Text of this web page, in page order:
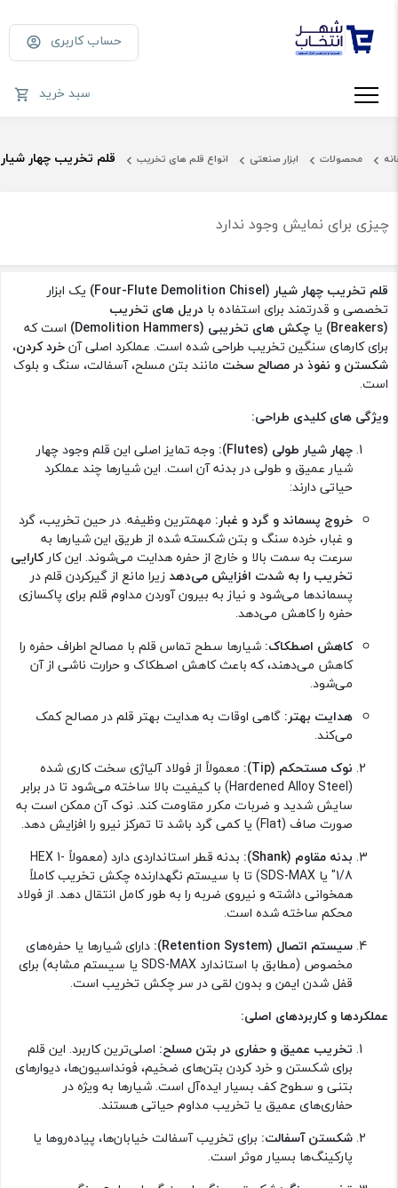
حساب کاربری
سبد خرید
محصولات ابزار صنعتی انواع قلم های تخریب قلم تخریب چهار شیار
چیزی برای نمایش وجود ندارد
قلم تخریب چهار شیار (Four-Flute Demolition Chisel)
یک ابزار
تخصصی و قدرتمند برای استفاده با دریل های تخریب
(Breakers)
یا چکش های تخریبی (Demolition Hammers)
است که
برای کارهای سنگین تخریب طراحی شده است. عملکرد اصلی آنخرد کردن،
شکستن و نفوذ در مصالح سخت مانند بتن مسلح، آسفالت، سنگ و بلوک
است.
ویژگی های کلیدی طراحی:
چهار شیار طولی (Flutes):
وجه تمایز اصلی این قلم وجود چهار
شیار عمیق و طولی در بدنه آن است. این شیارها چند عملکرد
حیاتی دارند:
خروج پسماند و گرد و غبار: مهمترین وظیفه. در حین تخریب، گرد
و غبار، خرده سنگ و بتن شکسته شده از طریق این شیارها به
سرعت به سمت بالا و خارج از حفره هدایت می‌شوند. این کارکارایی
تخریب را به شدت افزایش می‌دهدزیرا مانع از گیرکردن قلم در
پسماندها می‌شود و نیاز به بیرون آوردن مداوم قلم برای پاکسازی
حفره را کاهش می‌دهد.
کاهش اصطکاک: شیارها سطح تماس قلم با مصالح اطراف حفره را
کاهش می‌دهند، که باعث کاهش اصطکاک و حرارت ناشی از آن
می‌شود.
هدایت بهتر: گاهی اوقات به هدایت بهتر قلم در مصالح کمک
می‌کند.
نوک مستحکم (Tip):
معمولاً از فولاد آلیاژی سخت کاری شده
(Hardened Alloy Steel) با کیفیت بالا ساخته می‌شود تا در برابر
سایش شدید و ضربات مکرر مقاومت کند. نوک آن ممکن است به
صورت صاف (Flat) یا کمی گرد باشد تا تمرکز نیرو را افزایش دهد.
بدنه مقاوم (Shank):
بدنه قطر استانداردی دارد (معمولاً HEX 1-
1/8" یا SDS-MAX) تا با سیستم نگهدارنده چکش تخریب کاملاً
همخوانی داشته و نیروی ضربه را به طور کامل انتقال دهد. از فولاد
محکم ساخته شده است.
سیستم اتصال (Retention System):
دارای شیارها یا حفره‌های
مخصوص (مطابق با استاندارد SDS-MAX یا سیستم مشابه) برای
قفل شدن ایمن و بدون لقی در سر چکش تخریب است.
عملکردها و کاربردهای اصلی:
تخریب عمیق و حفاری در بتن مسلح: اصلی‌ترین کاربرد. این قلم
برای شکستن و خرد کردن بتن‌های ضخیم، فونداسیون‌ها، دیوارهای
بتنی و سطوح کف بسیار ایده‌آل است. شیارها به ویژه در
حفاری‌های عمیق یا تخریب مداوم حیاتی هستند.
شکستن آسفالت: برای تخریب آسفالت خیابان‌ها، پیاده‌روها یا
پارکینگ‌ها بسیار موثر است.